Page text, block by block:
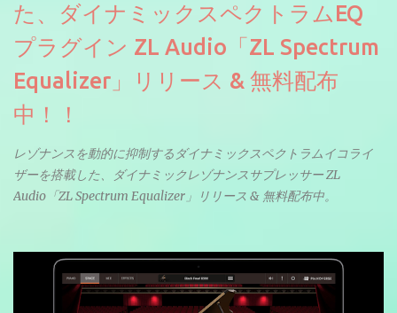
た、ダイナミックスペクトラムEQ
プラグイン ZL Audio「ZL Spectrum
Equalizer」リリース & 無料配布
中！！
レゾナンスを動的に抑制するダイナミックスペクトラムイコライ
ザーを搭載した、ダイナミックレゾナンスサプレッサー ZL
Audio「ZL Spectrum Equalizer」リリース & 無料配布中。